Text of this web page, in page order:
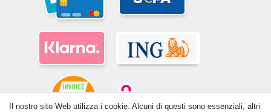
Il nostro sito Web utilizza i cookie. Alcuni di questi sono essenziali, altri